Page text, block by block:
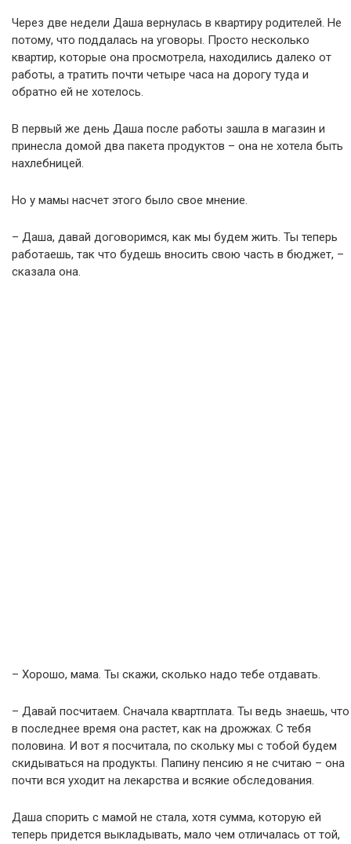
Через две недели Даша вернулась в квартиру родителей. Не
потому, что поддалась на уговоры. Просто несколько
квартир, которые она просмотрела, находились далеко от
работы, а тратить почти четыре часа на дорогу туда и
обратно ей не хотелось.
В первый же день Даша после работы зашла в магазин и
принесла домой два пакета продуктов – она не хотела быть
нахлебницей.
Но у мамы насчет этого было свое мнение.
– Даша, давай договоримся, как мы будем жить. Ты теперь
работаешь, так что будешь вносить свою часть в бюджет, –
сказала она.
– Хорошо, мама. Ты скажи, сколько надо тебе отдавать.
– Давай посчитаем. Сначала квартплата. Ты ведь знаешь, что
в последнее время она растет, как на дрожжах. С тебя
половина. И вот я посчитала, по скольку мы с тобой будем
скидываться на продукты. Папину пенсию я не считаю – она
почти вся уходит на лекарства и всякие обследования.
Даша спорить с мамой не стала, хотя сумма, которую ей
теперь придется выкладывать, мало чем отличалась от той,